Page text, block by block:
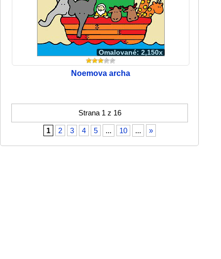
Omalované: 2,150x
Noemova archa
Strana 1 z 16
1 2 3 4 5 ... 10 ... »